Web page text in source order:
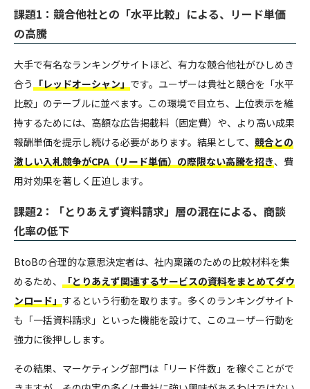
課題1：競合他社との「水平比較」による、リード単価
の高騰
大手で有名なランキングサイトほど、有力な競合他社がひしめき
合う 「レッドオーシャン」 です。ユーザーは貴社と競合を「水平
比較」のテーブルに並べます。この環境で目立ち、上位表示を維
持するためには、高額な広告掲載料（固定費）や、より高い成果
報酬単価を提示し続ける必要があります。結果として、 競合との
激しい入札競争がCPA（リード単価）の際限ない高騰を招き、費
用対効果を著しく圧迫します。
課題2：「とりあえず資料請求」層の混在による、商談
化率の低下
BtoBの合理的な意思決定者は、社内稟議のための比較材料を集
めるため、
「とりあえず関連するサービスの資料をまとめてダウ
ンロード」 するという行動を取ります。多くのランキングサイト
も「一括資料請求」といった機能を設けて、このユーザー行動を
強力に後押しします。
その結果、マーケティング部門は「リード件数」を稼ぐことがで